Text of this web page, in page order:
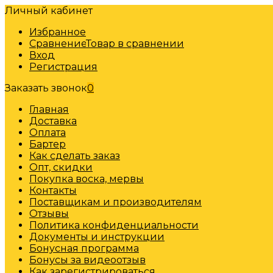
Личный кабинет
Избранное
СравнениеТовар в сравнении
Вход
Регистрация
Заказать звонок0
Главная
Доставка
Оплата
Бартер
Как сделать заказ
Опт, скидки
Покупка воска, мервы
Контакты
Поставщикам и производителям
Отзывы
Политика конфиденциальности
Документы и инструкции
Бонусная программа
Бонусы за видеоотзыв